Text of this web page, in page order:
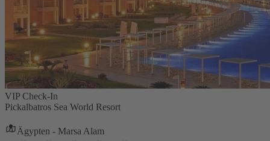
VIP Check-In
Pickalbatros Sea World Resort
Ägypten - Marsa Alam